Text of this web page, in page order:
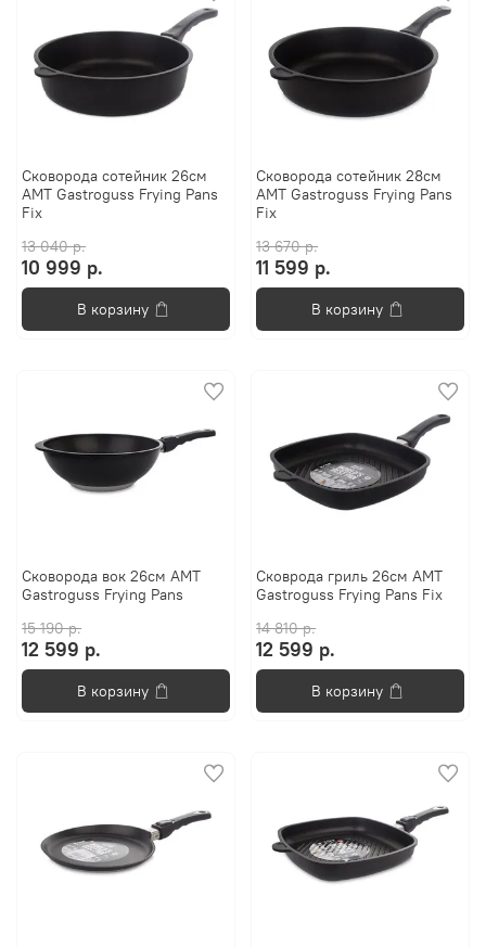
Сковорода сотейник 26см
AMT Gastroguss Frying Pans
Fix
13 040 р.
10 999 р.
В корзину
Сковорода сотейник 28см
AMT Gastroguss Frying Pans
Fix
13 670 р.
11 599 р.
В корзину
Сковорода вок 26см AMT
Gastroguss Frying Pans
15 190 р.
12 599 р.
В корзину
Сковрода гриль 26см AMT
Gastroguss Frying Pans Fix
14 810 р.
12 599 р.
В корзину